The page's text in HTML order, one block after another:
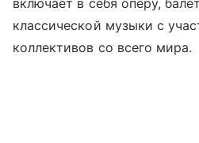
классической музыки с
коллективов со всего мира.